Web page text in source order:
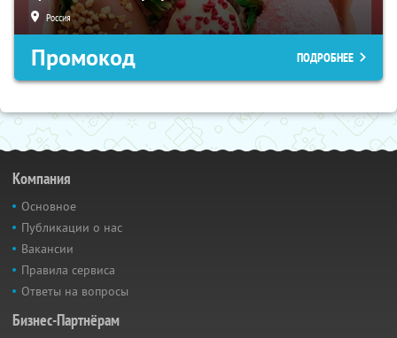
Россия
Промокод ПОДРОБНЕЕ
Компания
Основное
Публикации о нас
Вакансии
Правила сервиса
Ответы на вопросы
Бизнес-Партнёрам